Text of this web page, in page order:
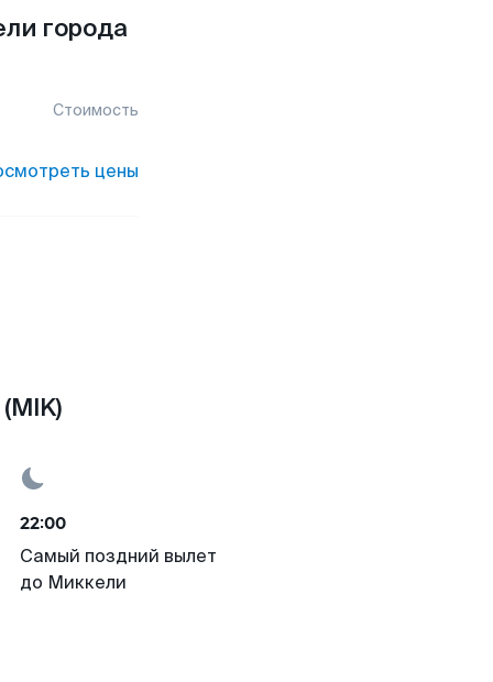
города
Стоимость
цены
22:00
Самый поздний вылет
до Миккели